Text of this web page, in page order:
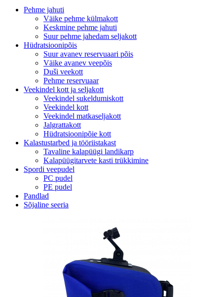
Pehme jahuti
Väike pehme külmakott
Keskmine pehme jahuti
Suur pehme jahedam seljakott
Hüdratsioonipõis
Suur avanev reservuaari põis
Väike avanev veepõis
Duši veekott
Pehme reservuaar
Veekindel kott ja seljakott
Veekindel sukeldumiskott
Veekindel kott
Veekindel matkaseljakott
Jalgrattakott
Hüdratsioonipõie kott
Kalastustarbed ja tööriistakast
Tavaline kalapüügi landikarp
Kalapüügitarvete kasti trükkimine
Spordi veepudel
PC pudel
PE pudel
Pandlad
Sõjaline seeria